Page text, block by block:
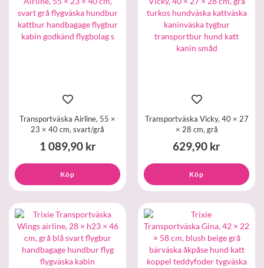
Transportväska Airline, 55 ×
23 × 40 cm, svart/grå
1 089,90 kr
Köp
Transportväska Vicky, 40 × 27
× 28 cm, grå
629,90 kr
Köp